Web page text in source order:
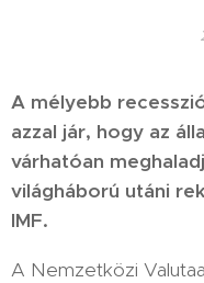
A mélyebb
azzal jár, hogy az
várhatóan
világháború utáni
IMF.
A Nemzetközi